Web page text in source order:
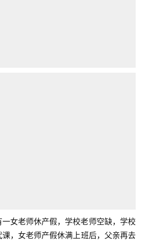
一女老师休产假，学校老师空缺，学校
，女老师产假休满上班后，父亲再去